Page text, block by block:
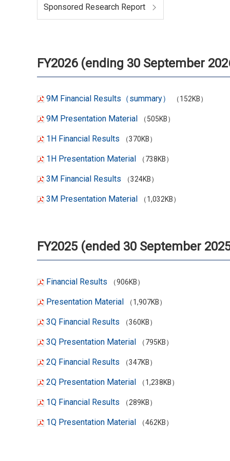
Sponsored Research Report
FY2026 (ending 30 September
9M Financial Results（summary） （152KB）
9M Presentation Material （505KB）
1H Financial Results （370KB）
1H Presentation Material （738KB）
3M Financial Results （324KB）
3M Presentation Material （1,032KB）
FY2025 (ended 30 September
Financial Results （906KB）
Presentation Material （1,907KB）
3Q Financial Results （360KB）
3Q Presentation Material （795KB）
2Q Financial Results （347KB）
2Q Presentation Material （1,238KB）
1Q Financial Results （289KB）
1Q Presentation Material （462KB）